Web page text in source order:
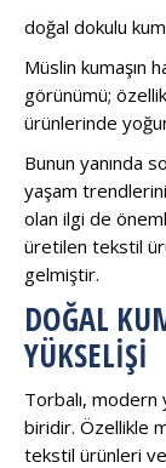
doğal dokulu
Müslin kumaşın
görünümü;
ürünlerinde
Bunun yanında
yaşam
olan ilgi de
üretilen tekstil
gelmiştir.
DOĞAL
YÜKSELIŞI
Torbalı, modern
biridir. Özellikle
tekstil ürünleri ve